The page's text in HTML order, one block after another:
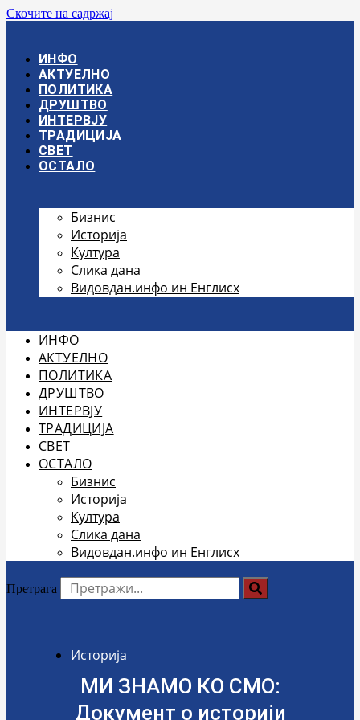
Скочите на садржај
ИНФО
АКТУЕЛНО
ПОЛИТИКА
ДРУШТВО
ИНТЕРВЈУ
ТРАДИЦИЈА
СВЕТ
ОСТАЛО
Бизнис
Историја
Култура
Слика дана
Видовдан.инфо ин Енглисх
ИНФО
АКТУЕЛНО
ПОЛИТИКА
ДРУШТВО
ИНТЕРВЈУ
ТРАДИЦИЈА
СВЕТ
ОСТАЛО
Бизнис
Историја
Култура
Слика дана
Видовдан.инфо ин Енглисх
Претрага
Историја
МИ ЗНАМО КО СМО:
Документ о историји